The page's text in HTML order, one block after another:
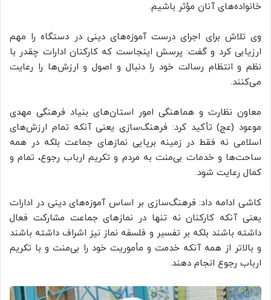
خانواده‌های آنان مؤثر باشیم.
وی تلاش برای اجرای درست آموزه‌های دینی در دستگاه را مهم
ارزیابی کرد و گفت: پرسش اینجاست که کارکنان ادارات چقدر با
نظم و انتظام رسالت خود را دنبال و اصول و ارزش‌ها را رعایت
می‌کنند.
معاون نظارت و هماهنگی امور استان‌های بنیاد فرهنگی مهدی
موعود (عج) تأکید کرد: فرهنگ‌سازی یعنی آنکه تمام ارزش‌های
اسلامی نه فقط در زمینه برپایی نمازهای جماعت بلکه در همه
ساحت‌ها و خدمات بی‌منت به مردم و تکریم ارباب رجوع، تمام و
کمال رعایت شود.
کاشی ادامه داد: فرهنگ‌سازی بر اساس آموزه‌های دینی در ادارات
یعنی آنکه کارکنان نه تنها در نمازهای جماعت مشارکت فعال
داشته باشند بلکه بر تفسیر و فلسفه نماز نیز اشراف داشته باشند
و بالاتر از همه آنکه خدمت و مأموریت خود را بی‌منت و با تکریم
ارباب رجوع انجام دهند.